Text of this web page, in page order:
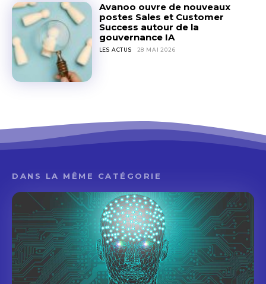
Avanoo ouvre de nouveaux
postes Sales et Customer
Success autour de la
gouvernance IA
LES ACTUS 28 MAI 2026
DANS LA MÊME CATÉGORIE